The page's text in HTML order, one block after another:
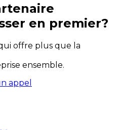
en premier?
offre plus que la
ensemble.
appel